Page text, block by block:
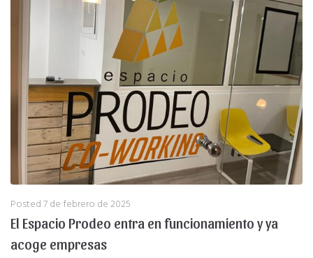
Posted7 de febrero de 2025
El Espacio Prodeo entra en funcionamiento y ya
acoge empresas